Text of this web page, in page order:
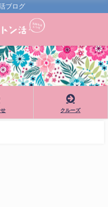
ブログ
せ クルーズ